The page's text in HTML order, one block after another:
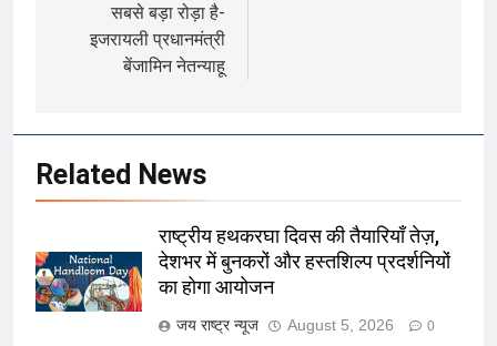
सबसे बड़ा रोड़ा है-
इजरायली प्रधानमंत्री
बेंजामिन नेतन्याहू
Related News
राष्ट्रीय हथकरघा दिवस की तैयारियाँ तेज़,
देशभर में बुनकरों और हस्तशिल्प प्रदर्शनियों
का होगा आयोजन
जय राष्ट्र न्यूज August 5, 2026 0